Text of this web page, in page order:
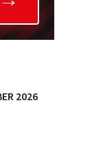
2026